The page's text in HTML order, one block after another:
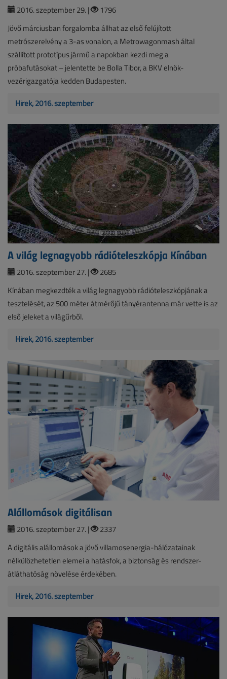
2016. szeptember 29. |
1796
Jövő márciusban forgalomba állhat az első felújított
metrószerelvény a 3-as vonalon, a Metrowagonmash által
szállított prototípus jármű a napokban kezdi meg a
próbafutásokat – jelentette be Bolla Tibor, a BKV elnök-
vezérigazgatója kedden Budapesten.
Hírek, 2016. szeptember
A világ legnagyobb rádióteleszkópja Kínában
2016. szeptember 27. |
2685
Kínában megkezdték a világ legnagyobb rádióteleszkópjának a
tesztelését, az 500 méter átmérőjű tányérantenna már vette is az
első jeleket a világűrből.
Hírek, 2016. szeptember
Alállomások digitálisan
2016. szeptember 27. |
2337
A digitális alállomások a jövő villamosenergia-hálózatainak
nélkülözhetetlen elemei a hatásfok, a biztonság és rendszer-
átláthatóság növelése érdekében.
Hírek, 2016. szeptember